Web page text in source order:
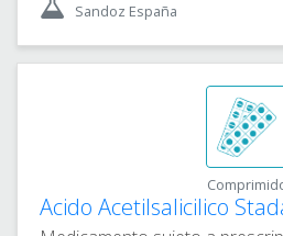
Sandoz España
Acido Acetilsalicilico